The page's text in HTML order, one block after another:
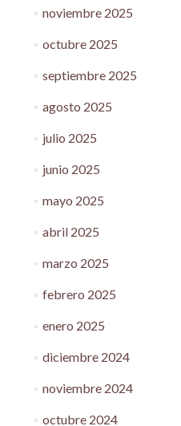
noviembre 2025
octubre 2025
septiembre 2025
agosto 2025
julio 2025
junio 2025
mayo 2025
abril 2025
marzo 2025
febrero 2025
enero 2025
diciembre 2024
noviembre 2024
octubre 2024